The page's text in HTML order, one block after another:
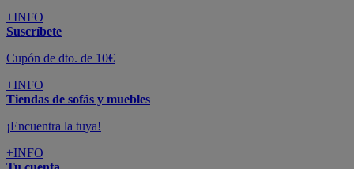
+INFO
Suscríbete
Cupón de dto. de 10€
+INFO
Tiendas de sofás y muebles
¡Encuentra la tuya!
+INFO